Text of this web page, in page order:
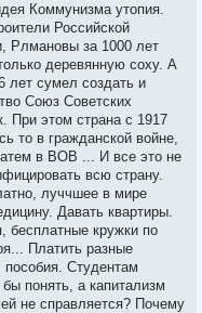
Коммунизма утопия.
Российской
Рлмановы за 1000 лет
деревянную соху. А
лет сумел создать и
Союз Советских
При этом страна с 1917
то в гражданской войне,
в ВОВ ... И все это не
всю страну.
луччшее в мире
Давать квартиры.
бесплатные кружки по
Платить разные
Студентам
понять, а капитализм
не справляется? Почему